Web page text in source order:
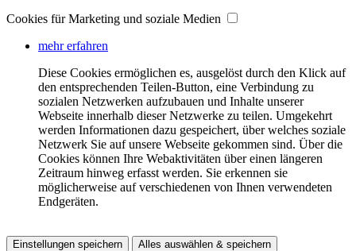
Cookies für Marketing und soziale Medien
mehr erfahren
Diese Cookies ermöglichen es, ausgelöst durch den Klick auf
den entsprechenden Teilen-Button, eine Verbindung zu
sozialen Netzwerken aufzubauen und Inhalte unserer
Webseite innerhalb dieser Netzwerke zu teilen. Umgekehrt
werden Informationen dazu gespeichert, über welches soziale
Netzwerk Sie auf unsere Webseite gekommen sind. Über die
Cookies können Ihre Webaktivitäten über einen längeren
Zeitraum hinweg erfasst werden. Sie erkennen sie
möglicherweise auf verschiedenen von Ihnen verwendeten
Endgeräten.
Einstellungen speichern Alles auswählen & speichern